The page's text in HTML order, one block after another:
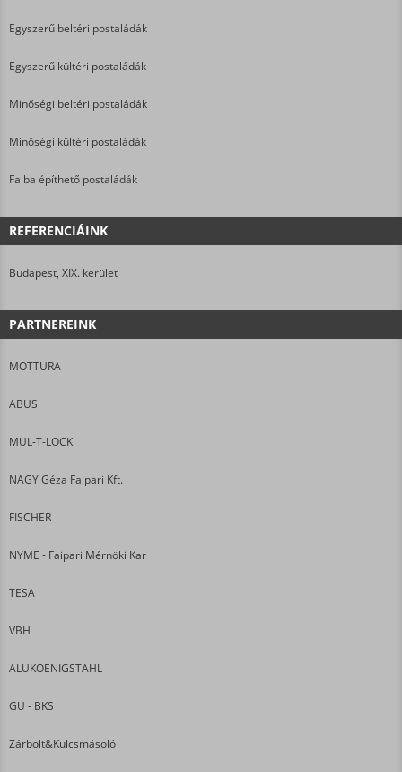
Egyszerű beltéri postaládák
Egyszerű kültéri postaládák
Minőségi beltéri postaládák
Minőségi kültéri postaládák
Falba építhető postaládák
REFERENCIÁINK
Budapest, XIX. kerület
PARTNEREINK
MOTTURA
ABUS
MUL-T-LOCK
NAGY Géza Faipari Kft.
FISCHER
NYME - Faipari Mérnöki Kar
TESA
VBH
ALUKOENIGSTAHL
GU - BKS
Zárbolt&Kulcsmásoló